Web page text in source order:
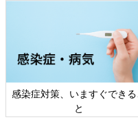
しものときの」赤ちゃん・
家族の防災